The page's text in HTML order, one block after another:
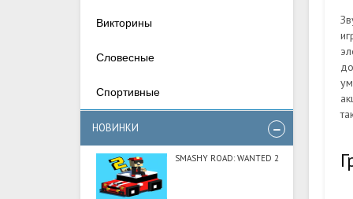
Викторины
Словесные
Спортивные
НОВИНКИ
SMASHY ROAD: WANTED 2